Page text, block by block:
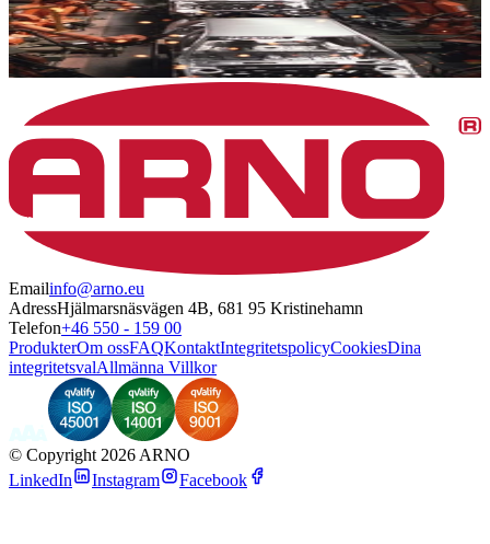
Emailinfo@arno.eu
AdressHjälmarsnäsvägen 4B, 681 95 Kristinehamn
Telefon+46 550 - 159 00
ProdukterOm ossFAQKontaktIntegritetspolicyCookiesDina
integritetsvalAllmänna Villkor
© Copyright 2026 ARNO
LinkedIn
Instagram Facebook